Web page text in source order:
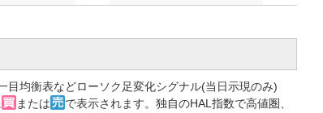
目均衡表などローソク足変化シグナル(当日示現のみ)
または
で表示されます。独自のHAL指数で高値圏、